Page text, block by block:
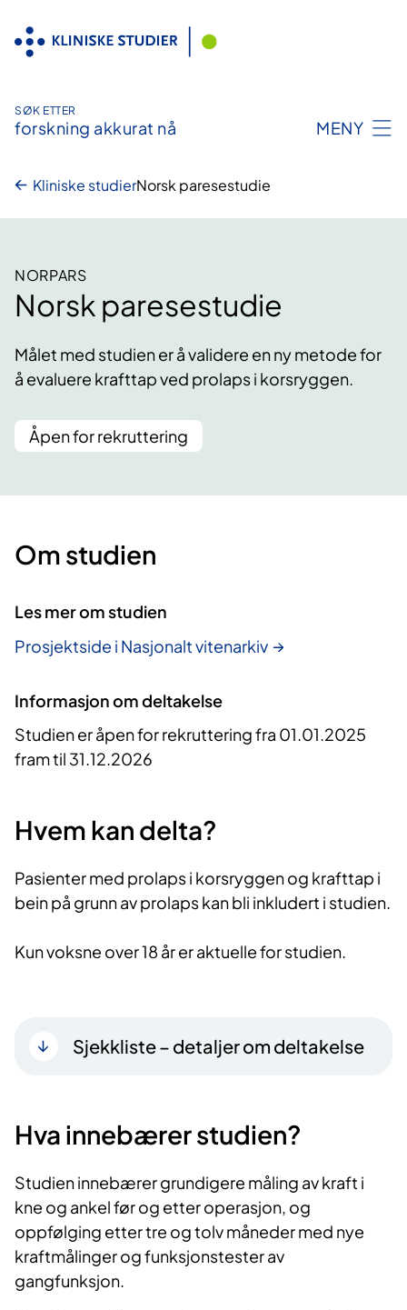
innhold
SØK ETTER
forskning akkurat nå MENY
Kliniske studierNorsk paresestudie
NORPARS
Norsk paresestudie
Målet med studien er å validere en ny metode for
å evaluere krafttap ved prolaps i korsryggen.
Åpen for rekruttering
Om studien
Les mer om studien
Prosjektside i Nasjonalt vitenarkiv
Informasjon om deltakelse
Studien er åpen for rekruttering fra 01.01.2025
fram til 31.12.2026
Hvem kan delta?
Pasienter med prolaps i korsryggen og krafttap i
bein på grunn av prolaps kan bli inkludert i studien.
Kun voksne over 18 år er aktuelle for studien.
Sjekkliste – detaljer om deltakelse
Hva innebærer studien?
Studien innebærer grundigere måling av kraft i
kne og ankel før og etter operasjon, og
oppfølging etter tre og tolv måneder med nye
kraftmålinger og funksjonstester av
gangfunksjon.